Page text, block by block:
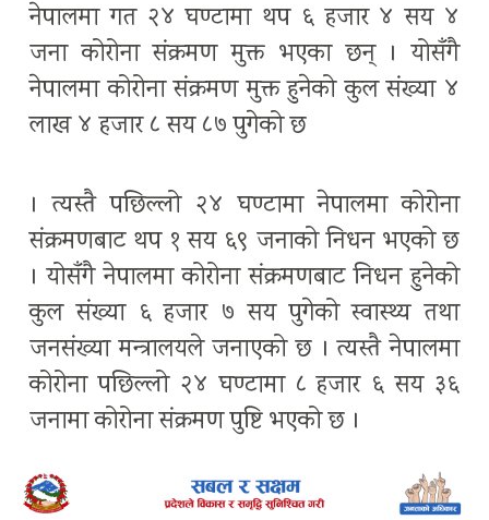
नेपालमा गत २४ घण्टामा थप ६ हजार ४ सय ४
जना कोरोना संक्रमण मुक्त भएका छन् । योसँगै
नेपालमा कोरोना संक्रमण मुक्त हुनेको कुल संख्या ४
लाख ४ हजार ८ सय ८७ पुगेको छ
। त्यस्तै पछिल्लो २४ घण्टामा नेपालमा कोरोना
संक्रमणबाट थप १ सय ६९ जनाको निधन भएको छ
। योसँगै नेपालमा कोरोना संक्रमणबाट निधन हुनेको
कुल संख्या ६ हजार ७ सय पुगेको स्वास्थ्य तथा
जनसंख्या मन्त्रालयले जनाएको छ । त्यस्तै नेपालमा
कोरोना पछिल्लो २४ घण्टामा ८ हजार ६ सय ३६
जनामा कोरोना संक्रमण पुष्टि भएको छ ।